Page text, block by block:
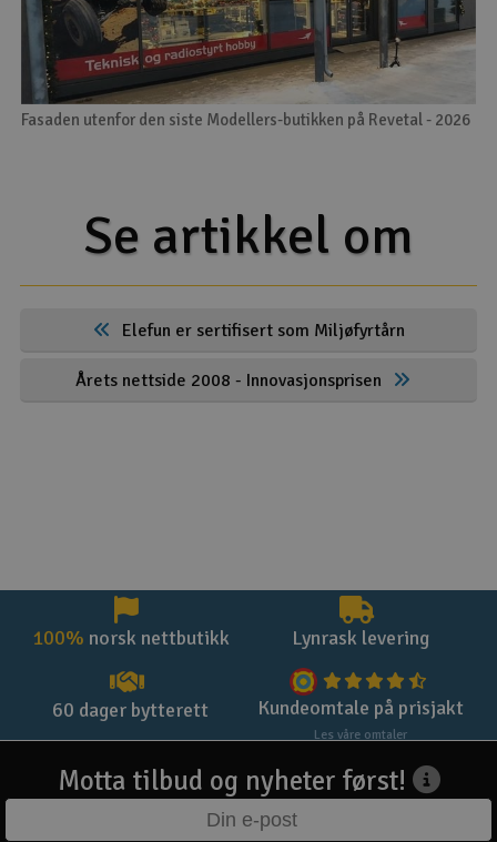
Fasaden utenfor den siste Modellers-butikken på Revetal - 2026
Se artikkel om
Elefun er sertifisert som Miljøfyrtårn
Årets nettside 2008 - Innovasjonsprisen
100% norsk nettbutikk Lynrask levering
60 dager bytterett Kundeomtale på prisjakt
Les våre omtaler
Motta tilbud og nyheter først!